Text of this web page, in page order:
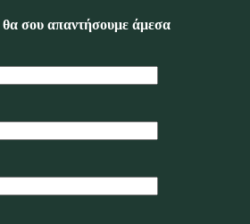
θα σου απαντήσουμε άμεσα